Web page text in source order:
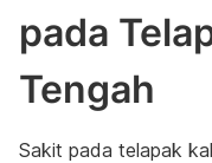
pada
Tengah
Sakit pada telapak